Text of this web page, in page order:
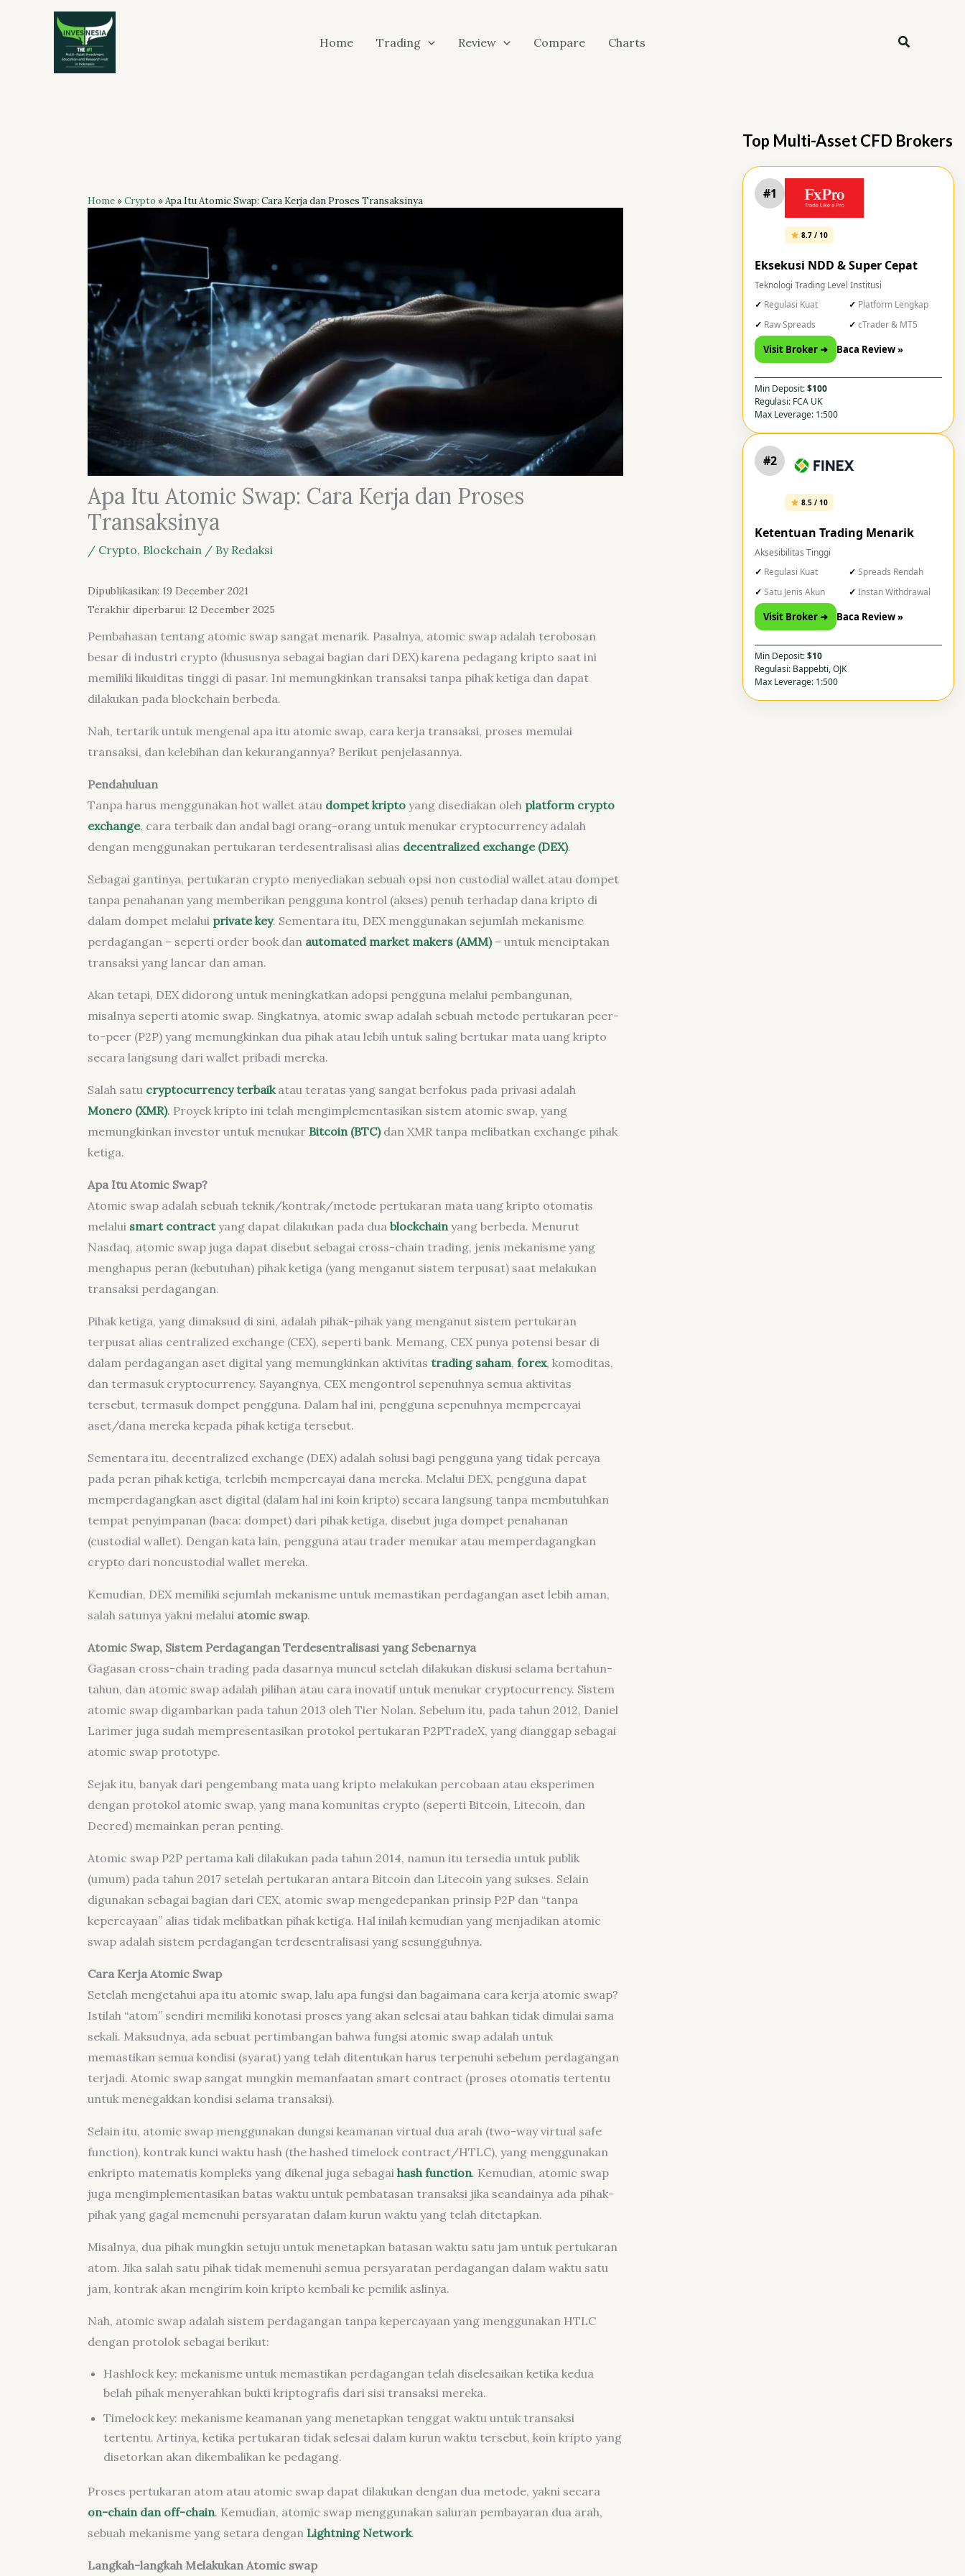
Home Trading Review Compare Charts Search
Home»Crypto »Apa Itu Atomic Swap: Cara Kerja dan Proses Transaksinya
Apa Itu Atomic Swap: Cara Kerja dan Proses
Transaksinya
/ Crypto, Blockchain/ By Redaksi
Dipublikasikan: 19 December 2021
Terakhir diperbarui: 12 December 2025
Pembahasan tentang atomic swap sangat menarik. Pasalnya, atomic swap adalah terobosan
besar di industri crypto (khususnya sebagai bagian dari DEX) karena pedagang kripto saat ini
memiliki likuiditas tinggi di pasar. Ini memungkinkan transaksi tanpa pihak ketiga dan dapat
dilakukan pada blockchain berbeda.
Nah, tertarik untuk mengenal apa itu atomic swap, cara kerja transaksi, proses memulai
transaksi, dan kelebihan dan kekurangannya? Berikut penjelasannya.
Pendahuluan
Tanpa harus menggunakan hot wallet atau dompet kriptoyang disediakan oleh platform crypto
exchange, cara terbaik dan andal bagi orang-orang untuk menukar cryptocurrency adalah
dengan menggunakan pertukaran terdesentralisasi alias decentralized exchange (DEX).
Sebagai gantinya, pertukaran crypto menyediakan sebuah opsi non custodial wallet atau dompet
tanpa penahanan yang memberikan pengguna kontrol (akses) penuh terhadap dana kripto di
dalam dompet melalui private key. Sementara itu, DEX menggunakan sejumlah mekanisme
perdagangan – seperti order book dan automated market makers (AMM)– untuk menciptakan
transaksi yang lancar dan aman.
Akan tetapi, DEX didorong untuk meningkatkan adopsi pengguna melalui pembangunan,
misalnya seperti atomic swap. Singkatnya, atomic swap adalah sebuah metode pertukaran peer-
to-peer (P2P) yang memungkinkan dua pihak atau lebih untuk saling bertukar mata uang kripto
secara langsung dari wallet pribadi mereka.
Salah satu cryptocurrency terbaikatau teratas yang sangat berfokus pada privasi adalah
Monero (XMR). Proyek kripto ini telah mengimplementasikan sistem atomic swap, yang
memungkinkan investor untuk menukar Bitcoin (BTC)dan XMR tanpa melibatkan exchange pihak
ketiga.
Apa Itu Atomic Swap?
Atomic swap adalah sebuah teknik/kontrak/metode pertukaran mata uang kripto otomatis
melalui smart contractyang dapat dilakukan pada dua blockchainyang berbeda. Menurut
Nasdaq, atomic swap juga dapat disebut sebagai cross-chain trading, jenis mekanisme yang
menghapus peran (kebutuhan) pihak ketiga (yang menganut sistem terpusat) saat melakukan
transaksi perdagangan.
Pihak ketiga, yang dimaksud di sini, adalah pihak-pihak yang menganut sistem pertukaran
terpusat alias centralized exchange (CEX), seperti bank. Memang, CEX punya potensi besar di
dalam perdagangan aset digital yang memungkinkan aktivitas trading saham, forex, komoditas,
dan termasuk cryptocurrency. Sayangnya, CEX mengontrol sepenuhnya semua aktivitas
tersebut, termasuk dompet pengguna. Dalam hal ini, pengguna sepenuhnya mempercayai
aset/dana mereka kepada pihak ketiga tersebut.
Sementara itu, decentralized exchange (DEX) adalah solusi bagi pengguna yang tidak percaya
pada peran pihak ketiga, terlebih mempercayai dana mereka. Melalui DEX, pengguna dapat
memperdagangkan aset digital (dalam hal ini koin kripto) secara langsung tanpa membutuhkan
tempat penyimpanan (baca: dompet) dari pihak ketiga, disebut juga dompet penahanan
(custodial wallet). Dengan kata lain, pengguna atau trader menukar atau memperdagangkan
crypto dari noncustodial wallet mereka.
Kemudian, DEX memiliki sejumlah mekanisme untuk memastikan perdagangan aset lebih aman,
salah satunya yakni melalui atomic swap.
Atomic Swap, Sistem Perdagangan Terdesentralisasi yang Sebenarnya
Gagasan cross-chain trading pada dasarnya muncul setelah dilakukan diskusi selama bertahun-
tahun, dan atomic swap adalah pilihan atau cara inovatif untuk menukar cryptocurrency. Sistem
atomic swap digambarkan pada tahun 2013 oleh Tier Nolan. Sebelum itu, pada tahun 2012, Daniel
Larimer juga sudah mempresentasikan protokol pertukaran P2PTradeX, yang dianggap sebagai
atomic swap prototype.
Sejak itu, banyak dari pengembang mata uang kripto melakukan percobaan atau eksperimen
dengan protokol atomic swap, yang mana komunitas crypto (seperti Bitcoin, Litecoin, dan
Decred) memainkan peran penting.
Atomic swap P2P pertama kali dilakukan pada tahun 2014, namun itu tersedia untuk publik
(umum) pada tahun 2017 setelah pertukaran antara Bitcoin dan Litecoin yang sukses. Selain
digunakan sebagai bagian dari CEX, atomic swap mengedepankan prinsip P2P dan “tanpa
kepercayaan” alias tidak melibatkan pihak ketiga. Hal inilah kemudian yang menjadikan atomic
swap adalah sistem perdagangan terdesentralisasi yang sesungguhnya.
Cara Kerja Atomic Swap
Setelah mengetahui apa itu atomic swap, lalu apa fungsi dan bagaimana cara kerja atomic swap?
Istilah “atom” sendiri memiliki konotasi proses yang akan selesai atau bahkan tidak dimulai sama
sekali. Maksudnya, ada sebuat pertimbangan bahwa fungsi atomic swap adalah untuk
memastikan semua kondisi (syarat) yang telah ditentukan harus terpenuhi sebelum perdagangan
terjadi. Atomic swap sangat mungkin memanfaatan smart contract (proses otomatis tertentu
untuk menegakkan kondisi selama transaksi).
Selain itu, atomic swap menggunakan dungsi keamanan virtual dua arah (two-way virtual safe
function), kontrak kunci waktu hash (the hashed timelock contract/HTLC), yang menggunakan
enkripto matematis kompleks yang dikenal juga sebagai hash function. Kemudian, atomic swap
juga mengimplementasikan batas waktu untuk pembatasan transaksi jika seandainya ada pihak-
pihak yang gagal memenuhi persyaratan dalam kurun waktu yang telah ditetapkan.
Misalnya, dua pihak mungkin setuju untuk menetapkan batasan waktu satu jam untuk pertukaran
atom. Jika salah satu pihak tidak memenuhi semua persyaratan perdagangan dalam waktu satu
jam, kontrak akan mengirim koin kripto kembali ke pemilik aslinya.
Nah, atomic swap adalah sistem perdagangan tanpa kepercayaan yang menggunakan HTLC
dengan protolok sebagai berikut:
Hashlock key: mekanisme untuk memastikan perdagangan telah diselesaikan ketika kedua
belah pihak menyerahkan bukti kriptografis dari sisi transaksi mereka.
Timelock key: mekanisme keamanan yang menetapkan tenggat waktu untuk transaksi
tertentu. Artinya, ketika pertukaran tidak selesai dalam kurun waktu tersebut, koin kripto yang
disetorkan akan dikembalikan ke pedagang.
Proses pertukaran atom atau atomic swap dapat dilakukan dengan dua metode, yakni secara
on-chain dan off-chain. Kemudian, atomic swap menggunakan saluran pembayaran dua arah,
sebuah mekanisme yang setara dengan Lightning Network.
Langkah-langkah Melakukan Atomic swap
Top Multi-Asset CFD Brokers
#1
8.7 / 10
Eksekusi NDD & Super Cepat
Teknologi Trading Level Institusi
Regulasi Kuat
Platform Lengkap
Raw Spreads
cTrader & MT5
Visit Broker ➜ Baca Review »
Min Deposit:$100
Regulasi: FCA UK
Max Leverage: 1:500
#2
8.5 / 10
Ketentuan Trading Menarik
Aksesibilitas Tinggi
Regulasi Kuat
Spreads Rendah
Satu Jenis Akun
Instan Withdrawal
Visit Broker ➜ Baca Review »
Min Deposit:$10
Regulasi: Bappebti, OJK
Max Leverage: 1:500